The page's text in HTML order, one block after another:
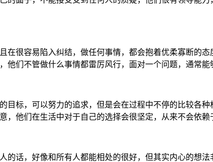
在很容易陷入纠结，做任何事情，都会抱着优柔寡断的
们不管做什么事情都雷厉风行，面对一个问题，通常
目标，可以努力的追求，但是会在过程中不停的比较各
他们在生活中对于自己的选择会很坚定，从来不会依
话，好像和所有人都能相处的很好，但其实内心的想